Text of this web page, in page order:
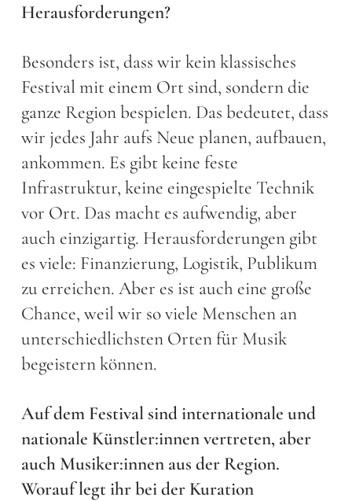
Herausforderungen?
Besonders ist, dass wir kein klassisches
Festival mit einem Ort sind, sondern die
ganze Region bespielen. Das bedeutet, dass
wir jedes Jahr aufs Neue planen, aufbauen,
ankommen. Es gibt keine feste
Infrastruktur, keine eingespielte Technik
vor Ort. Das macht es aufwendig, aber
auch einzigartig. Herausforderungen gibt
es viele: Finanzierung, Logistik, Publikum
zu erreichen. Aber es ist auch eine große
Chance, weil wir so viele Menschen an
unterschiedlichsten Orten für Musik
begeistern können.
Auf dem Festival sind internationale und
nationale Künstler:innen vertreten, aber
auch Musiker:innen aus der Region.
Worauf legt ihr bei der Kuration